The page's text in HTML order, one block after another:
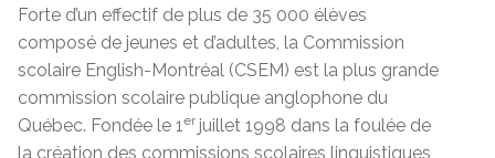
Forte d’un effectif de plus de 35 000 élèves
composé de jeunes et d’adultes, la Commission
scolaire English-Montréal (CSEM) est la plus grande
commission scolaire publique anglophone du
Québec. Fondée le 1er juillet 1998 dans la foulée de
la création des commissions scolaires linguistiques